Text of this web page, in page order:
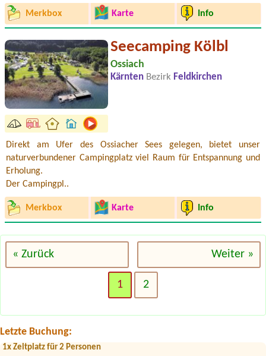
Merkbox Karte Info
Seecamping Kölbl
Ossiach
Kärnten Bezirk Feldkirchen
Direkt am Ufer des Ossiacher Sees gelegen, bietet unser
naturverbundener Campingplatz viel Raum für Entspannung und
Erholung.
Der Campingpl..
Merkbox Karte Info
« Zurück Weiter »
1 2
Letzte Buchung:
Camping Neubauer
1 db motorhome12 person
Termin ab 2026-07-24 |
1x Zeltplatz für 2 Personen